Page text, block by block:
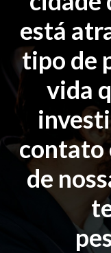
está
tipo de
vida
contato
de